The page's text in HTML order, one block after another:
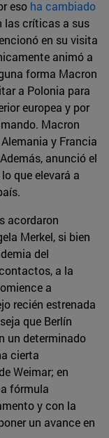
eso ha cambiado
las críticas a sus
en su visita
animó a
forma Macron
a Polonia para
europea y por
Macron
y Francia
anunció el
que elevará a
acordaron
Merkel, si bien
del
a la
a
recién estrenada
que Berlín
un determinado
cierta
Weimar; en
fórmula
y con la
un avance en